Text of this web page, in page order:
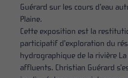
Guérard sur les cours d’eau
Plaine.
Cette exposition est la
participatif d’exploration du
hydrographique de la rivière La
affluents. Christian Guérard